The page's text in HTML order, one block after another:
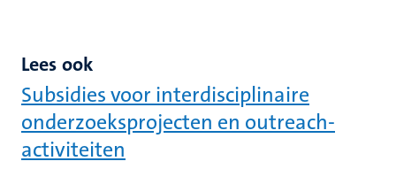
Lees ook
Subsidies voor interdisciplinaire
onderzoeksprojecten en outreach-
activiteiten